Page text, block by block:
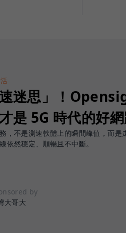
迷思」！
是 5G 時代的好網
，不是測速軟體上的瞬間峰值，而是
依然穩定、順暢且不中斷。
by
大哥大